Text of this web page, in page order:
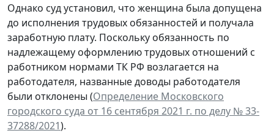
Однако суд установил, что женщина была допущена
до исполнения трудовых обязанностей и получала
заработную плату. Поскольку обязанность по
надлежащему оформлению трудовых отношений с
работником нормами ТК РФ возлагается на
работодателя, названные доводы работодателя
были отклонены (Определение Московского
городского суда от 16 сентября 2021 г. по делу № 33-
37288/2021).